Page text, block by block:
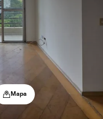
Mapa